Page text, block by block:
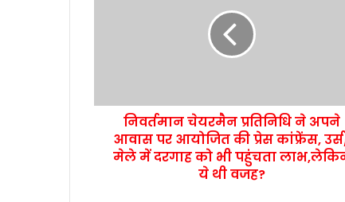
निवर्तमान चेयरमैन प्रतिनिधि ने अपने
आवास पर आयोजित की प्रेस कांफ्रेंस,
मेले में दरगाह को भी पहुंचता
ये थी वजह?